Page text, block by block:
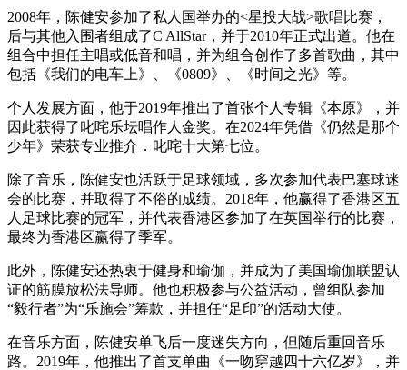
2008年，陈健安参加了私人国举办的<星投大战>歌唱比赛，
后与其他入围者组成了C AllStar，并于2010年正式出道。他在
组合中担任主唱或低音和唱，并为组合创作了多首歌曲，其中
包括《我们的电车上》、《0809》、《时间之光》等。
个人发展方面，他于2019年推出了首张个人专辑《本原》，并
因此获得了叱咤乐坛唱作人金奖。在2024年凭借《仍然是那个
少年》荣获专业推介．叱咤十大第七位。
除了音乐，陈健安也活跃于足球领域，多次参加代表巴塞球迷
会的比赛，并取得了不俗的成绩。2018年，他赢得了香港区五
人足球比赛的冠军，并代表香港区参加了在英国举行的比赛，
最终为香港区赢得了季军。
此外，陈健安还热衷于健身和瑜伽，并成为了美国瑜伽联盟认
证的筋膜放松法导师。他也积极参与公益活动，曾组队参加
“毅行者”为“乐施会”筹款，并担任“足印”的活动大使。
在音乐方面，陈健安单飞后一度迷失方向，但随后重回音乐
路。2019年，他推出了首支单曲《一吻穿越四十六亿岁》，并